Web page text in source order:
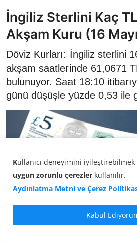
İngiliz Sterlini Kaç
Akşam Kuru (16
Döviz Kurları: İngiliz sterlini
akşam saatlerinde 61,0671
bulunuyor. Saat 18:10
günü düşüşle yüzde 0,53 ile
Kullanıcı deneyimini iyileştirebilmek
uygun zorunlu çerezler kullanılır.
Aydınlatma Metni ve Çerez
Kabul